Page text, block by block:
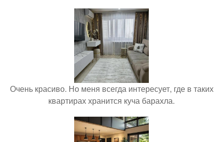
Очень красиво. Но меня всегда интересует, где в таких
квартирах хранится куча барахла.